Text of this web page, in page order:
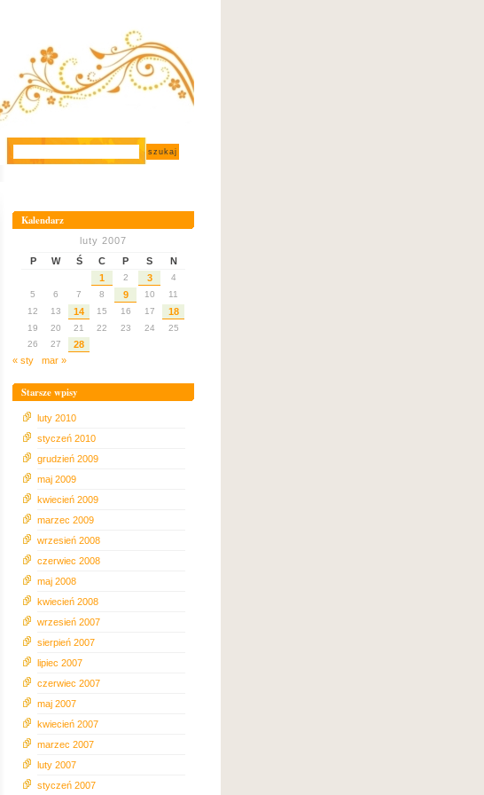
Kalendarz
luty 2007
P
W Ś C P S
N
1
2 3
4
5
6 7 8 9 10
11
12
13 14 15 16 17 18
19 20 21 22 23 24
25
26
27
28
« sty
mar »
Starsze wpisy
luty 2010
styczeń 2010
grudzień 2009
maj 2009
kwiecień 2009
marzec 2009
wrzesień 2008
czerwiec 2008
maj 2008
kwiecień 2008
wrzesień 2007
sierpień 2007
lipiec 2007
czerwiec 2007
maj 2007
kwiecień 2007
marzec 2007
luty 2007
styczeń 2007